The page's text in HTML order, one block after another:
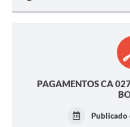
PAGAMENTOS CA
Publicado